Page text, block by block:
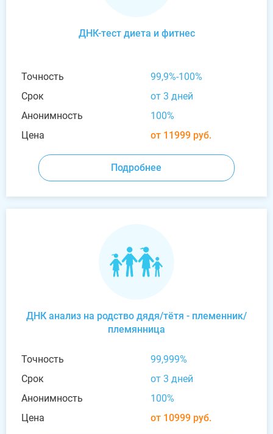
ДНК-тест диета и фитнес
Точность
99,9%-100%
Срок
от 3 дней
Анонимность
100%
Цена
от 11999 руб.
Подробнее
ДНК анализ на родство дядя/тётя - племенник/
племянница
Точность
99,999%
Срок
от 3 дней
Анонимность
100%
Цена
от 10999 руб.